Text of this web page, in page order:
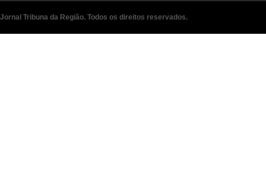
Jornal Tribuna da Região. Todos os direitos reservados.